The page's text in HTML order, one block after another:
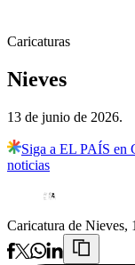
Caricaturas
Nieves
13 de junio de 2026.
Siga a EL PAÍS en
noticias
Caricatura de Nieves,